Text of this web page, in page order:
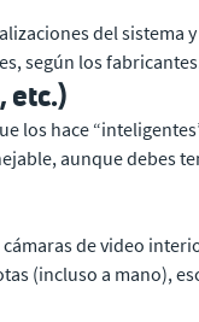
del sistema
según los
etc.)
los hace
aunque debes
de video
(incluso a mano),